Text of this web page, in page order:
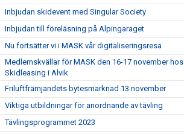
Inbjudan skidevent med Singular Society
Inbjudan till föreläsning på Alpingaraget
Nu fortsätter vi i MASK vår digitaliseringsresa
Medlemskvällar för MASK den 16-17 november hos
Skidleasing i Alvik
Friluftfrämjandets bytesmarknad 13 november
Viktiga utbildningar för anordnande av tävling
Tävlingsprogrammet 2023